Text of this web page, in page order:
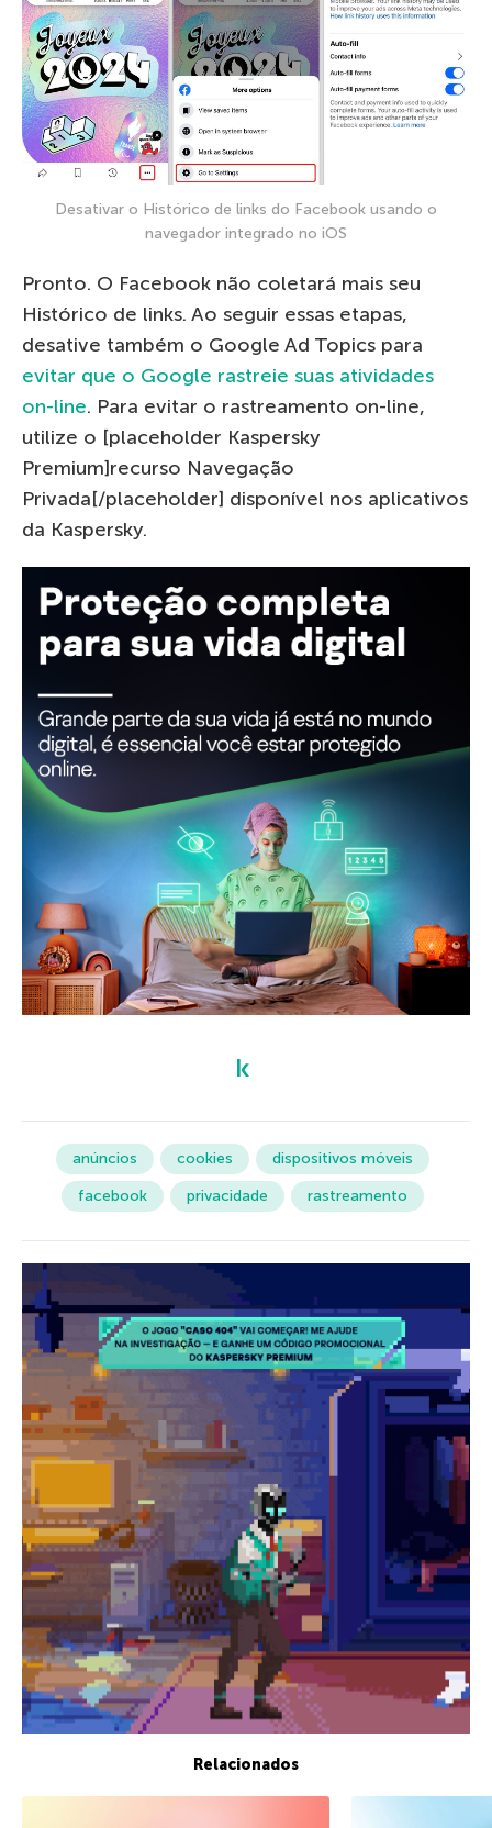
Desativar o Histórico de links do Facebook usando o
navegador integrado no iOS
Pronto. O Facebook não coletará mais seu
Histórico de links. Ao seguir essas etapas,
desative também o Google Ad Topics para
evitar que o Google rastreie suas atividades
on-line. Para evitar o rastreamento on-line,
utilize o [placeholder Kaspersky
Premium]recurso Navegação
Privada[/placeholder] disponível nos aplicativos
da Kaspersky.
anúncios cookies
dispositivos móveis
facebook
privacidade rastreamento
Relacionados